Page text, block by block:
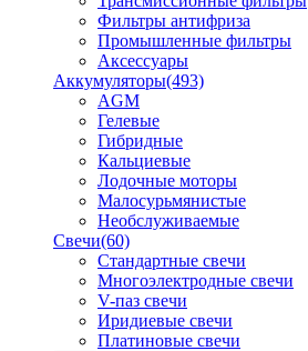
Фильтры антифриза
Промышленные фильтры
Аксессуары
Аккумуляторы(493)
AGM
Гелевые
Гибридные
Кальциевые
Лодочные моторы
Малосурьмянистые
Необслуживаемые
Свечи(60)
Стандартные свечи
Многоэлектродные свечи
V-паз свечи
Иридиевые свечи
Платиновые свечи